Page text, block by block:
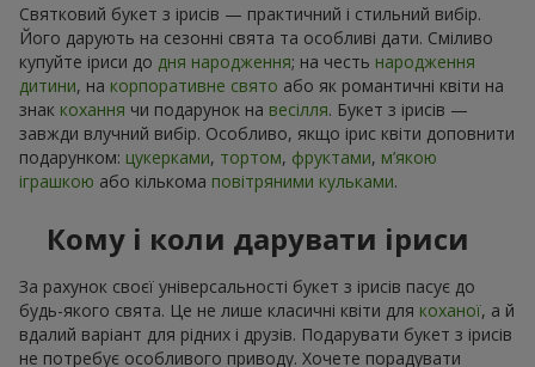
Святковий букет з ірисів — практичний і стильний вибір.
Його дарують на сезонні свята та особливі дати. Сміливо
купуйте іриси до дня народження; на честь народження
дитини, на корпоративне свято або як романтичні квіти на
знак кохання чи подарунок на весілля. Букет з ірисів —
завжди влучний вибір. Особливо, якщо ірис квіти доповнити
подарунком: цукерками, тортом, фруктами, м’якою
іграшкою або кількома повітряними кульками.
Кому і коли дарувати іриси
За рахунок своєї універсальності букет з ірисів пасує до
будь-якого свята. Це не лише класичні квіти для коханої, а й
вдалий варіант для рідних і друзів. Подарувати букет з ірисів
не потребує особливого приводу. Хочете порадувати